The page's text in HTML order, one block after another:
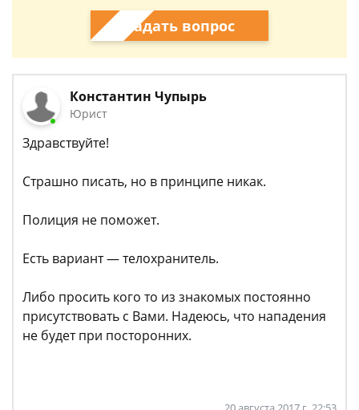
Задать вопрос
Константин Чупырь
Юрист
Здравствуйте!
Страшно писать, но в принципе никак.
Полиция не поможет.
Есть вариант — телохранитель.
Либо просить кого то из знакомых постоянно
присутствовать с Вами. Надеюсь, что нападения
не будет при посторонних.